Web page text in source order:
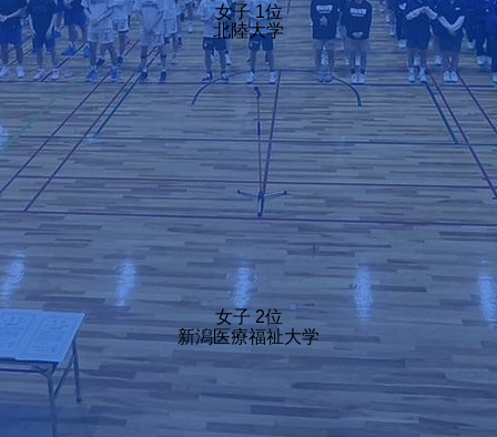
女子 1位
北陸大学
女子 2位
新潟医療福祉大学